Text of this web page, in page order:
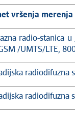
vršenja
radio-stanica
/UMTS/LTE,
radiodifuzna
radiodifuzna